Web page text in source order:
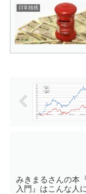
日常雑感
みきまるさんの本
入門』はこんな人